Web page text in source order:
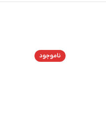
ناموجود